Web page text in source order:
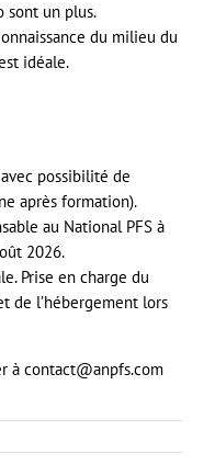
sont un plus.
du milieu du
idéale.
possibilité de
après formation).
au National PFS à
2026.
Prise en charge du
de l’hébergement lors
à contact@anpfs.com